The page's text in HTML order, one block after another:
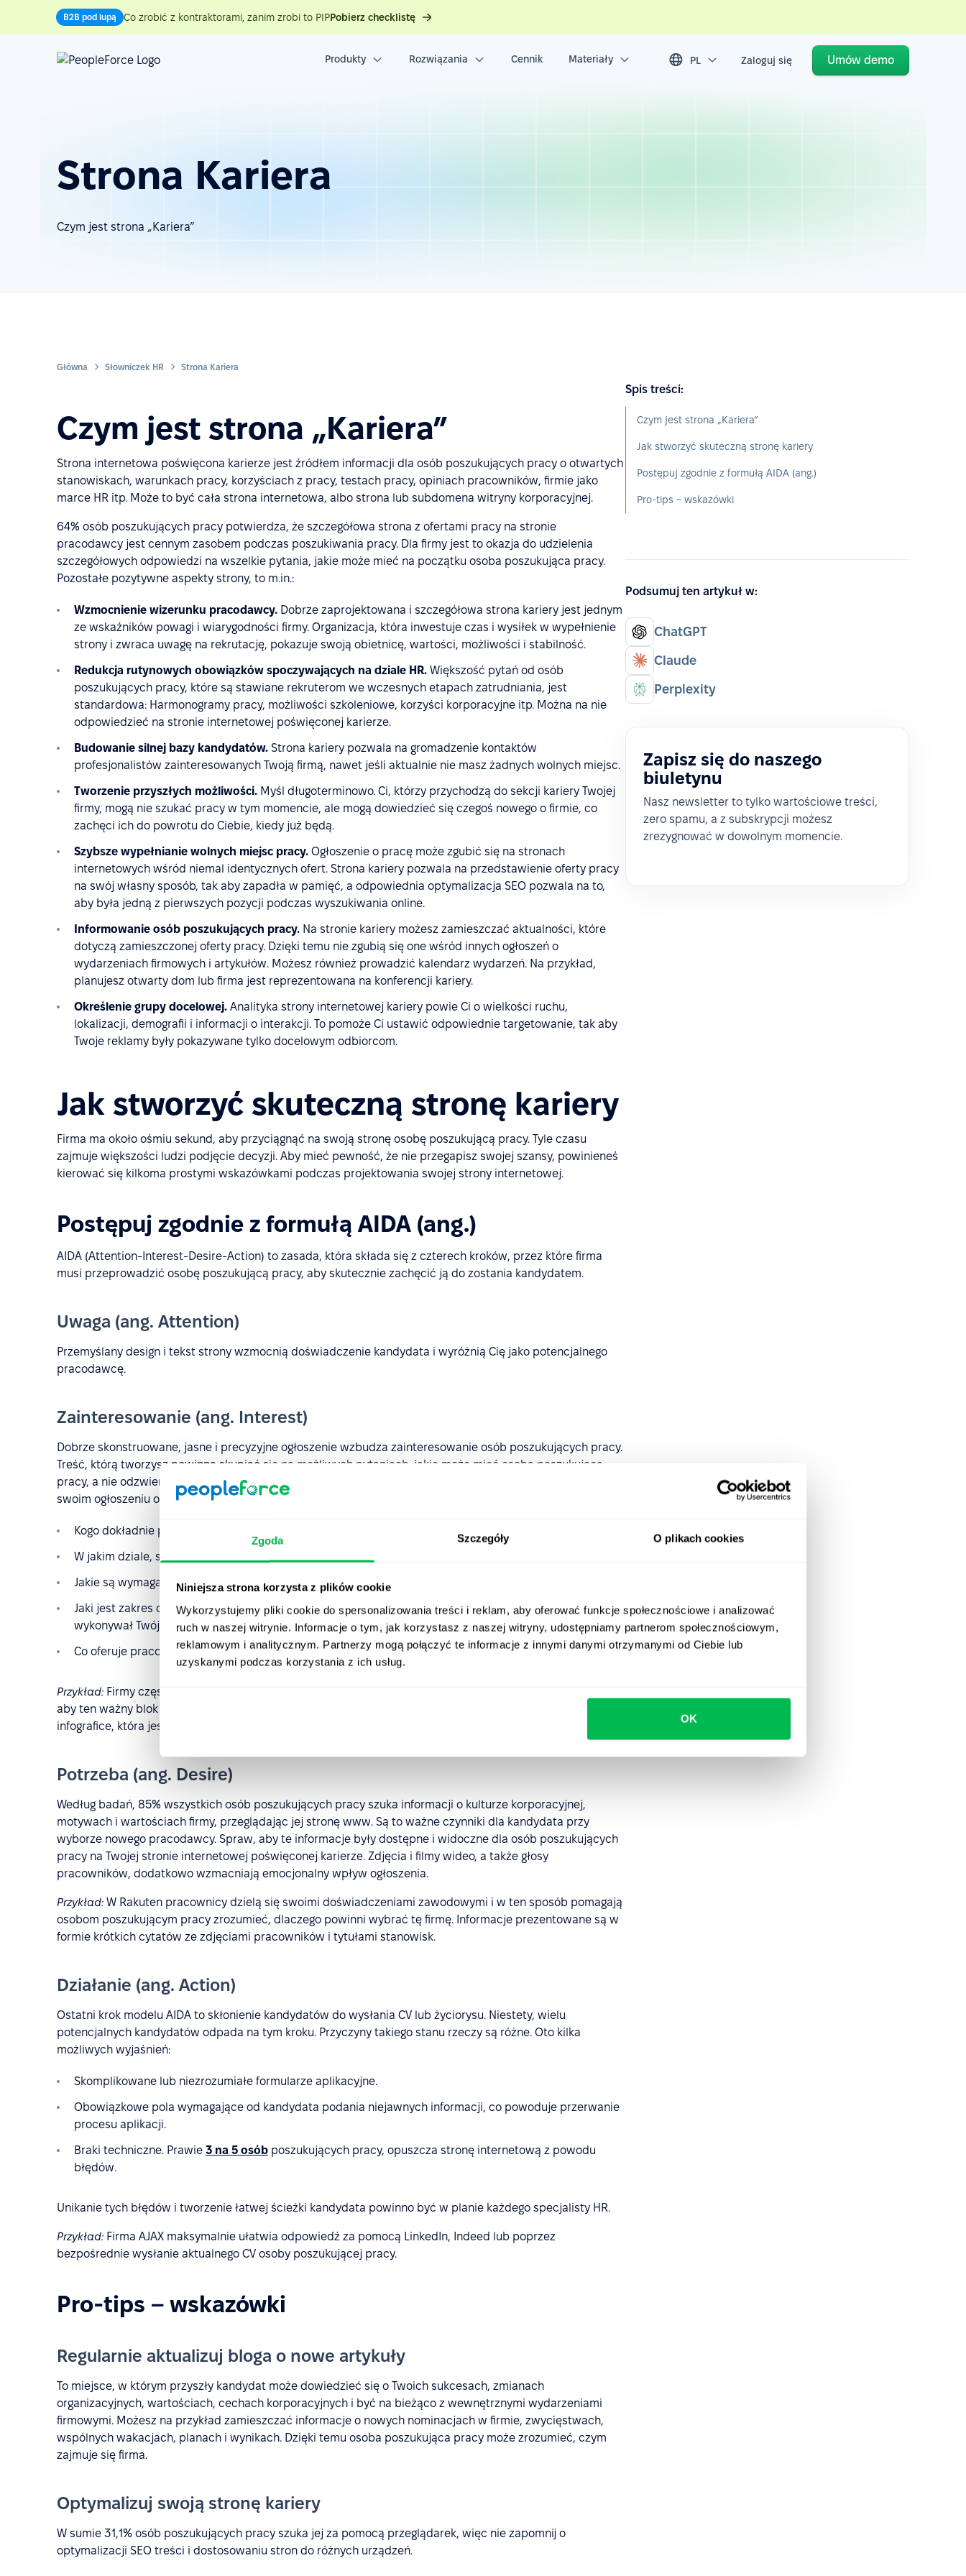
Zgoda Szczegóły O plikach cookies
Niniejsza strona korzysta z plików cookie
Wykorzystujemy pliki cookie do spersonalizowania treści i reklam, aby oferować funkcje społecznościowe i analizować
ruch w naszej witrynie. Informacje o tym, jak korzystasz z naszej witryny, udostępniamy partnerom społecznościowym,
reklamowym i analitycznym. Partnerzy mogą połączyć te informacje z innymi danymi otrzymanymi od Ciebie lub
uzyskanymi podczas korzystania z ich usług.
OK
B2B pod lupą Co zrobić z kontraktorami, zanim zrobi to PIPPobierz checklistę
Produkty Rozwiązania Cennik Materiały PL Zaloguj się Umów demo
Strona Kariera
Czym jest strona „Kariera”
Główna Słowniczek HR Strona Kariera
Czym jest strona „Kariera”
Strona internetowa poświęcona karierze jest źródłem informacji dla osób poszukujących pracy o otwartych
stanowiskach, warunkach pracy, korzyściach z pracy, testach pracy, opiniach pracowników, firmie jako
marce HR itp. Może to być cała strona internetowa, albo strona lub subdomena witryny korporacyjnej.
64% osób poszukujących pracy potwierdza, że szczegółowa strona z ofertami pracy na stronie
pracodawcy jest cennym zasobem podczas poszukiwania pracy. Dla firmy jest to okazja do udzielenia
szczegółowych odpowiedzi na wszelkie pytania, jakie może mieć na początku osoba poszukująca pracy.
Pozostałe pozytywne aspekty strony, to m.in.:
Wzmocnienie wizerunku pracodawcy. Dobrze zaprojektowana i szczegółowa strona kariery jest jednym
ze wskaźników powagi i wiarygodności firmy. Organizacja, która inwestuje czas i wysiłek w wypełnienie
strony i zwraca uwagę na rekrutację, pokazuje swoją obietnicę, wartości, możliwości i stabilność.
Redukcja rutynowych obowiązków spoczywających na dziale HR. Większość pytań od osób
poszukujących pracy, które są stawiane rekruterom we wczesnych etapach zatrudniania, jest
standardowa: Harmonogramy pracy, możliwości szkoleniowe, korzyści korporacyjne itp. Można na nie
odpowiedzieć na stronie internetowej poświęconej karierze.
Budowanie silnej bazy kandydatów. Strona kariery pozwala na gromadzenie kontaktów
profesjonalistów zainteresowanych Twoją firmą, nawet jeśli aktualnie nie masz żadnych wolnych miejsc.
Tworzenie przyszłych możliwości. Myśl długoterminowo. Ci, którzy przychodzą do sekcji kariery Twojej
firmy, mogą nie szukać pracy w tym momencie, ale mogą dowiedzieć się czegoś nowego o firmie, co
zachęci ich do powrotu do Ciebie, kiedy już będą.
Szybsze wypełnianie wolnych miejsc pracy. Ogłoszenie o pracę może zgubić się na stronach
internetowych wśród niemal identycznych ofert. Strona kariery pozwala na przedstawienie oferty pracy
na swój własny sposób, tak aby zapadła w pamięć, a odpowiednia optymalizacja SEO pozwala na to,
aby była jedną z pierwszych pozycji podczas wyszukiwania online.
Informowanie osób poszukujących pracy. Na stronie kariery możesz zamieszczać aktualności, które
dotyczą zamieszczonej oferty pracy. Dzięki temu nie zgubią się one wśród innych ogłoszeń o
wydarzeniach firmowych i artykułów. Możesz również prowadzić kalendarz wydarzeń. Na przykład,
planujesz otwarty dom lub firma jest reprezentowana na konferencji kariery.
Określenie grupy docelowej. Analityka strony internetowej kariery powie Ci o wielkości ruchu,
lokalizacji, demografii i informacji o interakcji. To pomoże Ci ustawić odpowiednie targetowanie, tak aby
Twoje reklamy były pokazywane tylko docelowym odbiorcom.
Jak stworzyć skuteczną stronę kariery
Firma ma około ośmiu sekund, aby przyciągnąć na swoją stronę osobę poszukującą pracy. Tyle czasu
zajmuje większości ludzi podjęcie decyzji. Aby mieć pewność, że nie przegapisz swojej szansy, powinieneś
kierować się kilkoma prostymi wskazówkami podczas projektowania swojej strony internetowej.
Postępuj zgodnie z formułą AIDA (ang.)
AIDA (Attention-Interest-Desire-Action) to zasada, która składa się z czterech kroków, przez które firma
musi przeprowadzić osobę poszukującą pracy, aby skutecznie zachęcić ją do zostania kandydatem.
Uwaga (ang. Attention)
Przemyślany design i tekst strony wzmocnią doświadczenie kandydata i wyróżnią Cię jako potencjalnego
pracodawcę.
Zainteresowanie (ang. Interest)
Dobrze skonstruowane, jasne i precyzyjne ogłoszenie wzbudza zainteresowanie osób poszukujących pracy.
Treść, którą tworzysz powinna skupiać się na możliwych pytaniach, jakie może mieć osoba poszukująca
pracy, a nie odzwierciedlać interesy Twojej firmy. Postaraj się odpowiedzieć na następujące pytania w
swoim ogłoszeniu o pracę:
Kogo dokładnie poszukuje firma?
W jakim dziale, sekcji, zespole, mieście, kraju jest otwarte stanowisko?
Jakie są wymagania dotyczące pracy?
Jaki jest zakres obowiązków? Jeśli to możliwe, nie tylko opisz, ale i pokaż jakie zadania będzie
wykonywał Twój pracownik.
Co oferuje pracodawca?
Przykład: Firmy często prezentują te informacje w postaci litego tekstu, który trudno się czyta. Postaraj się,
aby ten ważny blok był bardziej chwytliwy. Np. w Admixer korzyści z pracy w firmie są przedstawione w
infografice, która jest szybka w czytaniu i łatwa do zapamiętania.
Potrzeba (ang. Desire)
Według badań, 85% wszystkich osób poszukujących pracy szuka informacji o kulturze korporacyjnej,
motywach i wartościach firmy, przeglądając jej stronę www. Są to ważne czynniki dla kandydata przy
wyborze nowego pracodawcy. Spraw, aby te informacje były dostępne i widoczne dla osób poszukujących
pracy na Twojej stronie internetowej poświęconej karierze. Zdjęcia i filmy wideo, a także głosy
pracowników, dodatkowo wzmacniają emocjonalny wpływ ogłoszenia.
Przykład: W Rakuten pracownicy dzielą się swoimi doświadczeniami zawodowymi i w ten sposób pomagają
osobom poszukującym pracy zrozumieć, dlaczego powinni wybrać tę firmę. Informacje prezentowane są w
formie krótkich cytatów ze zdjęciami pracowników i tytułami stanowisk.
Działanie (ang. Action)
Ostatni krok modelu AIDA to skłonienie kandydatów do wysłania CV lub życiorysu. Niestety, wielu
potencjalnych kandydatów odpada na tym kroku. Przyczyny takiego stanu rzeczy są różne. Oto kilka
możliwych wyjaśnień:
Skomplikowane lub niezrozumiałe formularze aplikacyjne.
Obowiązkowe pola wymagające od kandydata podania niejawnych informacji, co powoduje przerwanie
procesu aplikacji.
Braki techniczne. Prawie 3 na 5 osób poszukujących pracy, opuszcza stronę internetową z powodu
błędów.
Unikanie tych błędów i tworzenie łatwej ścieżki kandydata powinno być w planie każdego specjalisty HR.
Przykład: Firma AJAX maksymalnie ułatwia odpowiedź za pomocą LinkedIn, Indeed lub poprzez
bezpośrednie wysłanie aktualnego CV osoby poszukującej pracy.
Pro-tips – wskazówki
Regularnie aktualizuj bloga o nowe artykuły
To miejsce, w którym przyszły kandydat może dowiedzieć się o Twoich sukcesach, zmianach
organizacyjnych, wartościach, cechach korporacyjnych i być na bieżąco z wewnętrznymi wydarzeniami
firmowymi. Możesz na przykład zamieszczać informacje o nowych nominacjach w firmie, zwycięstwach,
wspólnych wakacjach, planach i wynikach. Dzięki temu osoba poszukująca pracy może zrozumieć, czym
zajmuje się firma.
Optymalizuj swoją stronę kariery
W sumie 31,1% osób poszukujących pracy szuka jej za pomocą przeglądarek, więc nie zapomnij o
optymalizacji SEO treści i dostosowaniu stron do różnych urządzeń.
Spis treści:
Czym jest strona „Kariera”
Jak stworzyć skuteczną stronę kariery
Postępuj zgodnie z formułą AIDA (ang.)
Pro-tips – wskazówki
Podsumuj ten artykuł w:
ChatGPT
Claude
Perplexity
Zapisz się do naszego
biuletynu
Nasz newsletter to tylko wartościowe treści,
zero spamu, a z subskrypcji możesz
zrezygnować w dowolnym momencie.